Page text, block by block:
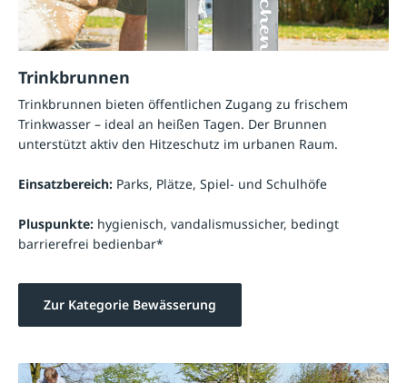
Trinkbrunnen
Trinkbrunnen bieten öffentlichen Zugang zu frischem
Trinkwasser – ideal an heißen Tagen. Der Brunnen
unterstützt aktiv den Hitzeschutz im urbanen Raum.
Einsatzbereich: Parks, Plätze, Spiel- und Schulhöfe
Pluspunkte: hygienisch, vandalismussicher, bedingt
barrierefrei bedienbar*
Zur Kategorie Bewässerung